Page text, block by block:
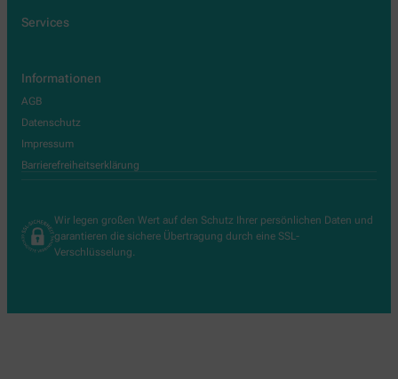
Services
Informationen
AGB
Datenschutz
Impressum
Barrierefreiheitserklärung
Wir legen großen Wert auf den Schutz Ihrer persönlichen Daten und
garantieren die sichere Übertragung durch eine SSL-
Verschlüsselung.